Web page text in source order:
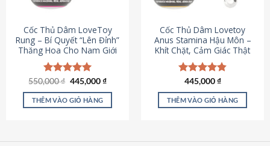
Cốc Thủ Dâm LoveToy
Rung – Bí Quyết “Lên Đỉnh”
Thăng Hoa Cho Nam Giới
Được xếp
hạng5.00
5 sao
550,000₫ Giá
là:
550,000 ₫.
445,000₫Giá
tại
THÊM VÀO GIỎ HÀNG
Cốc Thủ Dâm Lovetoy
Anus Stamina Hậu Môn –
Khít Chặt, Cảm Giác Thật
Được xếp
hạng4.84
5 sao
445,000₫
THÊM VÀO GIỎ HÀNG